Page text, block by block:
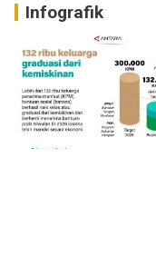
Infografik